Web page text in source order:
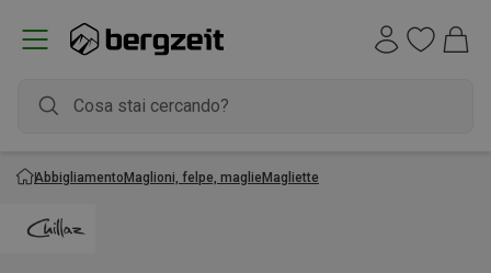
AbbigliamentoMaglioni, felpe, maglieMagliette